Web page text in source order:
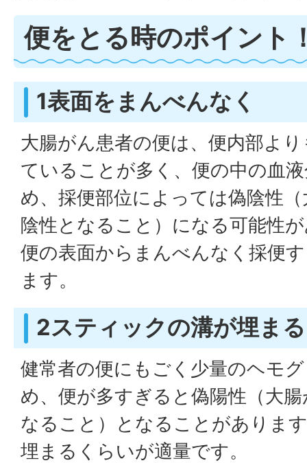
便をとる時のポイント
1表面をまんべんなく
大腸がん患者の便は、便内部よ
ていることが多く、便の中の血
め、採便部位によっては偽陰性
陰性となること）になる可能性
便の表面からまんべんなく採便
ます。
2スティックの溝が埋ま
健常者の便にもごく少量のヘモ
め、便が多すぎると偽陽性（大
なること）となることがありま
埋まるくらいが適量です。